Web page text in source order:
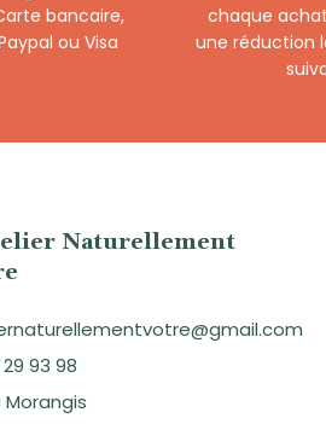
bancaire,
ou Visa
chaque
une réduction
Naturellement
93 98
Morangis